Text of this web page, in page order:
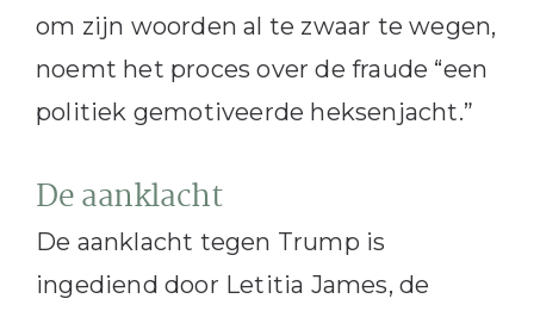
om zijn woorden al te zwaar te wegen,
noemt het proces over de fraude “een
politiek gemotiveerde heksenjacht.”
De aanklacht
De aanklacht tegen Trump is
ingediend door Letitia James, de